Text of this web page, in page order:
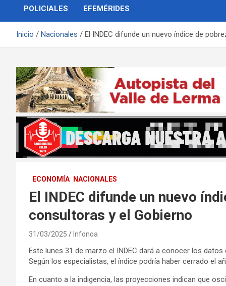
POLICIALES EFEMÉRIDES
Inicio Nacionales El INDEC difunde un nuevo índice de
ECONOMÍA NACIONALES
El INDEC difunde un nuevo
consultoras y el Gobierno
31/03/2025 Infonoa
Este lunes 31 de marzo el INDEC dará a conocer los
Según los especialistas, el índice podría haber cerrado el
En cuanto a la indigencia, las proyecciones indican que